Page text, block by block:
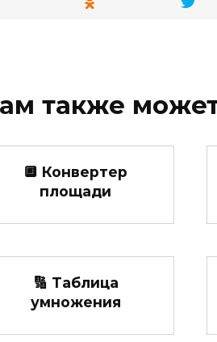
также
🔲 Конвертер
площади
🔢 Таблица
умножения